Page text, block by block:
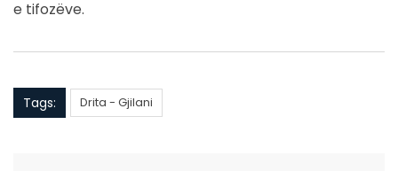
e tifozëve.
Tags: Drita - Gjilani